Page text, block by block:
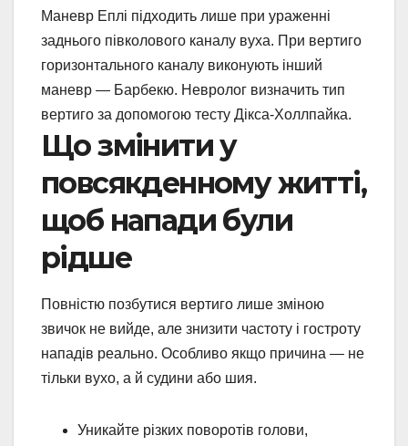
Маневр Еплі підходить лише при ураженні
заднього півколового каналу вуха. При вертиго
горизонтального каналу виконують інший
маневр — Барбекю. Невролог визначить тип
вертиго за допомогою тесту Дікса-Холлпайка.
Що змінити у
повсякденному житті,
щоб напади були
рідше
Повністю позбутися вертиго лише зміною
звичок не вийде, але знизити частоту і гостроту
нападів реально. Особливо якщо причина — не
тільки вухо, а й судини або шия.
Уникайте різких поворотів голови,